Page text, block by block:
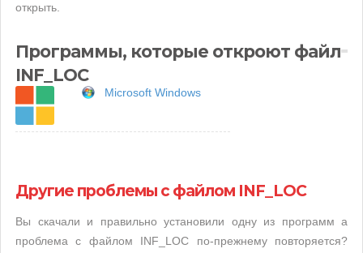
открыть.
Программы, которые откроют файл
INF_LOC
Microsoft Windows
Другие проблемы с файлом INF_LOC
Вы скачали и правильно установили одну из программ а
проблема с файлом INF_LOC по-прежнему повторяется?